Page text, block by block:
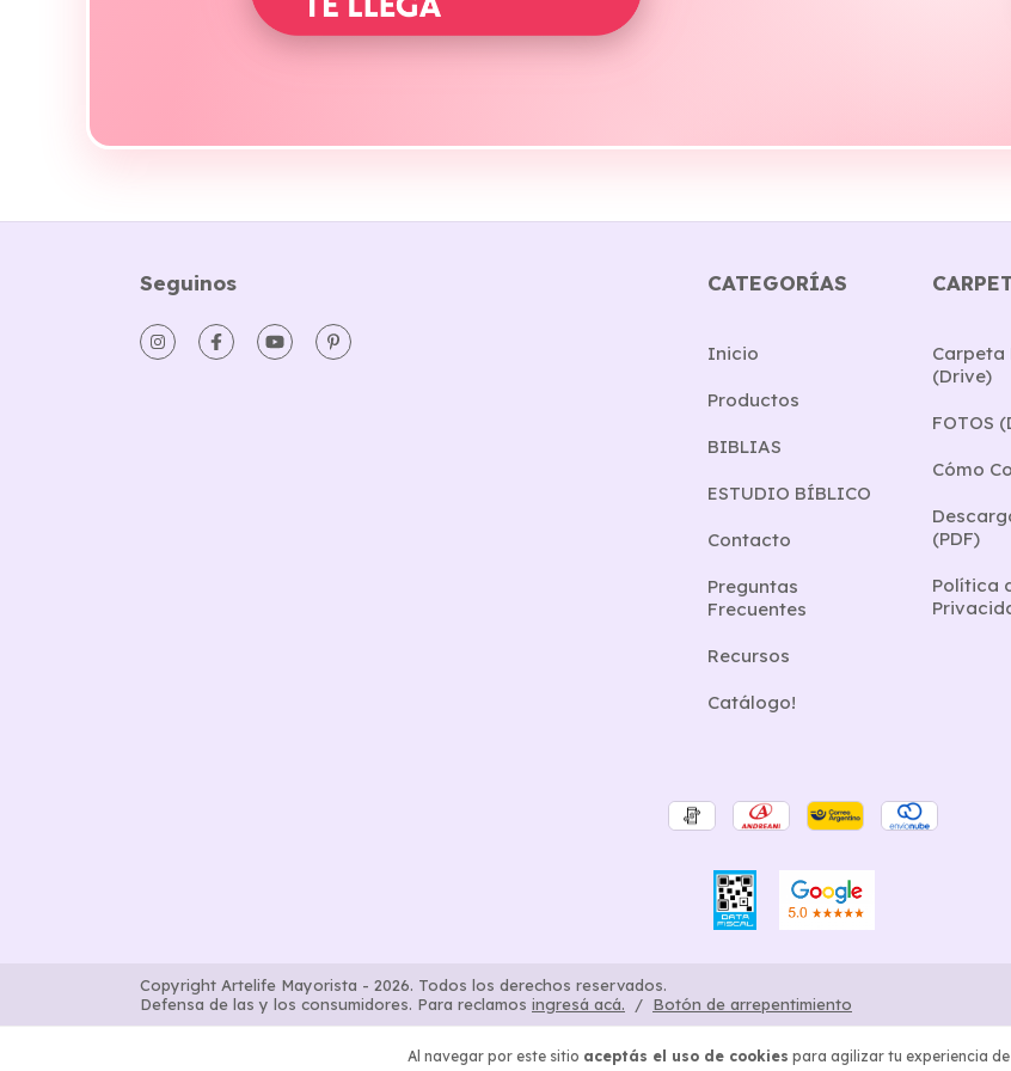
Al navegar por este sitio aceptás el uso de cookies para agilizar tu experiencia
Seguinos CATEGORÍAS
Inicio
Productos
BIBLIAS
ESTUDIO BÍBLICO
Contacto
Preguntas
Frecuentes
Recursos
Catálogo!
Carpeta
(Drive)
FOTOS
Cómo
(PDF)
Política
Copyright Artelife Mayorista - 2026. Todos los derechos reservados.
Defensa de las y los consumidores. Para reclamos ingresá acá. / Botón de arrepentimiento